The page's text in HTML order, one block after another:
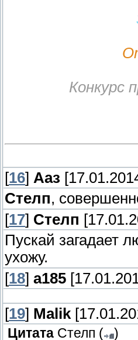
Конкурс
[16] Ааз
Стелп,
[17] Стелп
Пускай загадает
ухожу.
[18] a185
[19] Malik
Цитата Стелп (
)